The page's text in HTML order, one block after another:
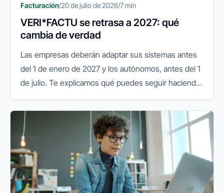
Facturación/20 de julio de 2026/7 min
VERI*FACTU se retrasa a 2027: qué
cambia de verdad
Las empresas deberán adaptar sus sistemas antes
del 1 de enero de 2027 y los autónomos, antes del 1
de julio. Te explicamos qué puedes seguir haciendo